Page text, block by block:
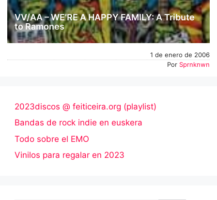
VV/AA – WE’RE A HAPPY FAMILY: A Tribute
to Ramones
1 de enero de 2006
Por Sprnknwn
2023discos @ feiticeira.org (playlist)
Bandas de rock indie en euskera
Todo sobre el EMO
Vinilos para regalar en 2023